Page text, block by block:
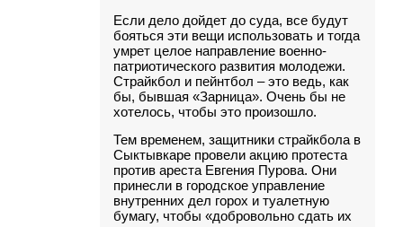
Если дело дойдет до суда, все будут
бояться эти вещи использовать и тогда
умрет целое направление военно-
патриотического развития молодежи.
Страйкбол и пейнтбол – это ведь, как
бы, бывшая «Зарница». Очень бы не
хотелось, чтобы это произошло.
Тем временем, защитники страйкбола в
Сыктывкаре провели акцию протеста
против ареста Евгения Пурова. Они
принесли в городское управление
внутренних дел горох и туалетную
бумагу, чтобы «добровольно сдать их